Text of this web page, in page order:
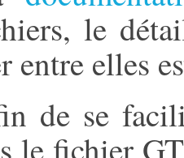
le
entre elles
de se
le fichier